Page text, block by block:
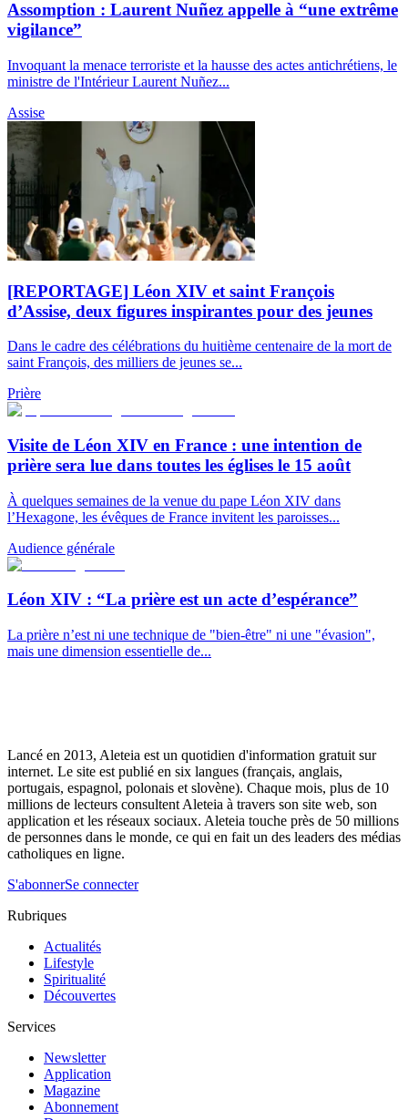
Assomption : Laurent Nuñez appelle à “une extrême
vigilance”
Invoquant la menace terroriste et la hausse des actes antichrétiens, le
ministre de l'Intérieur Laurent Nuñez...
Assise
[REPORTAGE] Léon XIV et saint François
d’Assise, deux figures inspirantes pour des jeunes
Dans le cadre des célébrations du huitième centenaire de la mort de
saint François, des milliers de jeunes se...
Prière
Visite de Léon XIV en France : une intention de
prière sera lue dans toutes les églises le 15 août
À quelques semaines de la venue du pape Léon XIV dans
l’Hexagone, les évêques de France invitent les paroisses...
Audience générale
Léon XIV : “La prière est un acte d’espérance”
La prière n’est ni une technique de "bien-être" ni une "évasion",
mais une dimension essentielle de...
Lancé en 2013, Aleteia est un quotidien d'information gratuit sur
internet. Le site est publié en six langues (français, anglais,
portugais, espagnol, polonais et slovène). Chaque mois, plus de 10
millions de lecteurs consultent Aleteia à travers son site web, son
application et les réseaux sociaux. Aleteia touche près de 50 millions
de personnes dans le monde, ce qui en fait un des leaders des médias
catholiques en ligne.
S'abonnerSe connecter
Rubriques
Actualités
Lifestyle
Spiritualité
Découvertes
Services
Newsletter
Application
Magazine
Abonnement